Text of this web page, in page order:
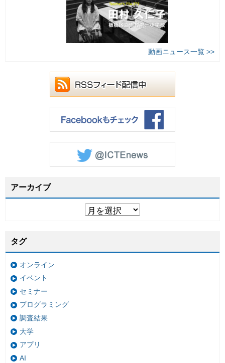
動画ニュース一覧 >>
アーカイブ
タグ
オンライン
イベント
セミナー
プログラミング
調査結果
大学
アプリ
AI